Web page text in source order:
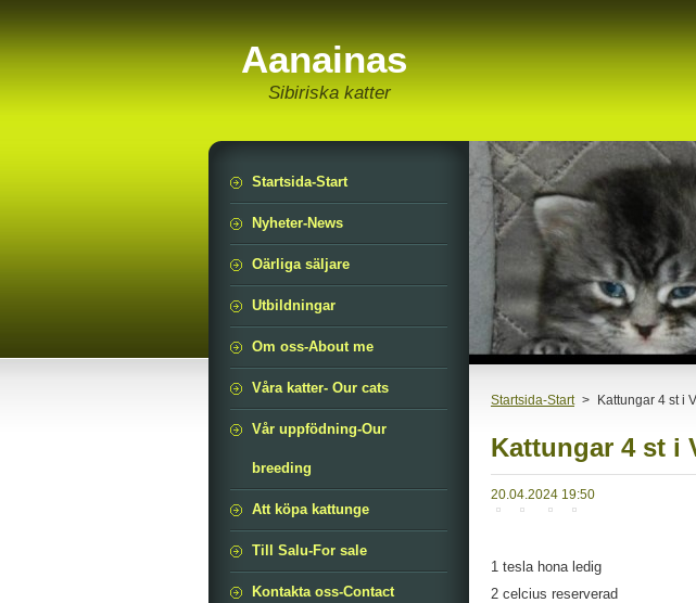
Aanainas
Sibiriska katter
Startsida-Start > Kattungar 4 st i
Kattungar 4 st i
20.04.2024 19:50
1 tesla hona ledig
2 celcius reserverad
Startsida-Start
Nyheter-News
Oärliga säljare
Utbildningar
Om oss-About me
Våra katter- Our cats
Vår uppfödning-Our
breeding
Att köpa kattunge
Till Salu-For sale
Kontakta oss-Contact